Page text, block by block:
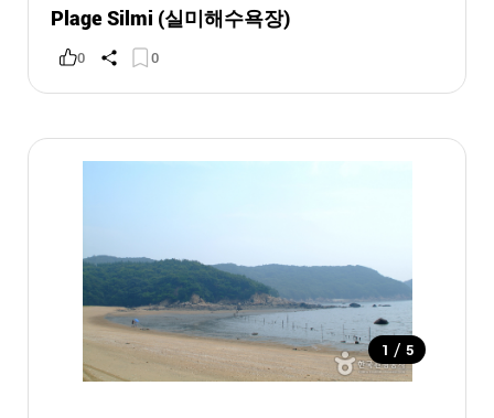
Plage Silmi (실미해수욕장)
0 0
1 / 5